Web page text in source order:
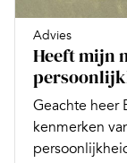
Advies
Heeft mijn
Geachte heer
kenmerken